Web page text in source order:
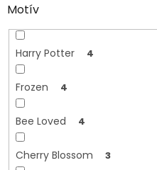
Motív
Harry Potter 4
Frozen 4
Bee Loved 4
Cherry Blossom 3